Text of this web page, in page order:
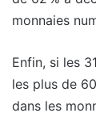
monnaies
Enfin, si les
les plus de
dans les